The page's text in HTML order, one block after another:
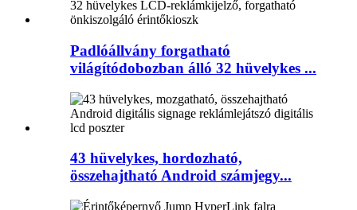
Padlóállvány forgatható
világítódobozban álló 32 hüvelykes ...
43 hüvelykes, hordozható,
összehajtható Android számjegy...